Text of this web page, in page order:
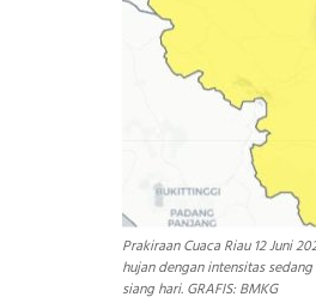
Prakiraan Cuaca Riau 12 Juni
hujan dengan intensitas
siang hari. GRAFIS: BMKG